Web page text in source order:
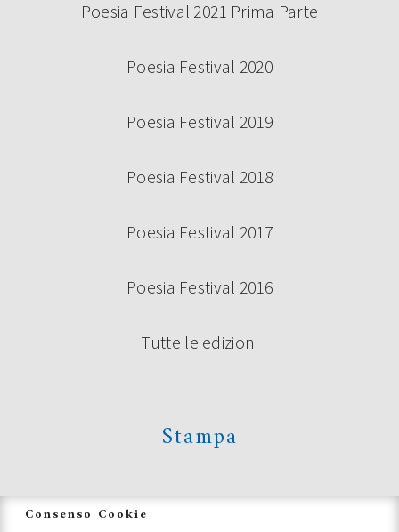
Poesia Festival 2021 Prima Parte
Poesia Festival 2020
Poesia Festival 2019
Poesia Festival 2018
Poesia Festival 2017
Poesia Festival 2016
Tutte le edizioni
Stampa
Consenso Cookie